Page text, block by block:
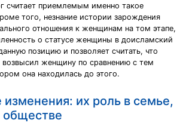
считает приемлемым именно такое
того, незнание истории зарождения
отношения к женщинам на том этапе,
о статусе женщины в доисламский
позицию и позволяет считать, что
возвысил женщину по сравнению с тем
она находилась до этого.
их роль в семье,
обществе